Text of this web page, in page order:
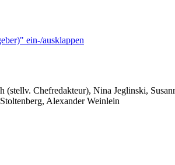
ein-/ausklappen
(stellv. Chefredakteur), Nina Jeglinski,
Alexander Weinlein